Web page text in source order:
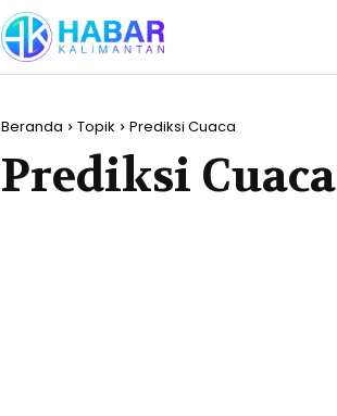
Beranda Topik Prediksi Cuaca
Prediksi Cuaca